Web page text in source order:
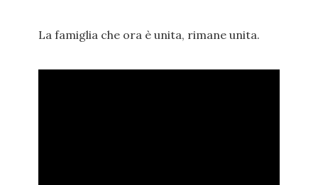
La famiglia che ora è unita, rimane unita.